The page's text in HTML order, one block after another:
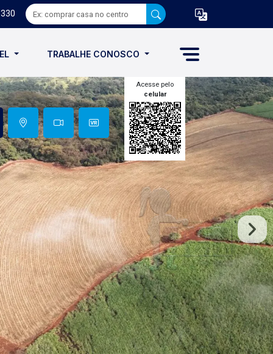
TRABALHE CONOSCO
Acesse pelo
celular